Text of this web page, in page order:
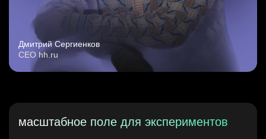
Дмитрий Сергиенков
CEO hh.ru
масштабное поле для экспериментов